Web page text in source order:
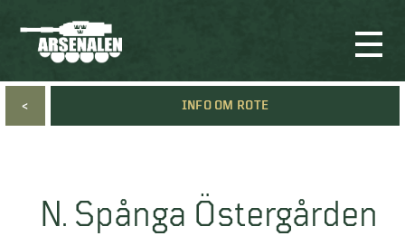
< INFO OM ROTE
N. Spånga Östergården